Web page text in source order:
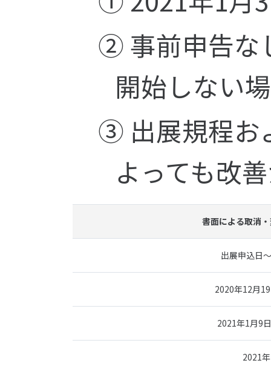
② 事前申告な
開始しない
③ 出展規程お
よっても改
書面による取消
出展申込日
2020年12月
2021年1月9
2021